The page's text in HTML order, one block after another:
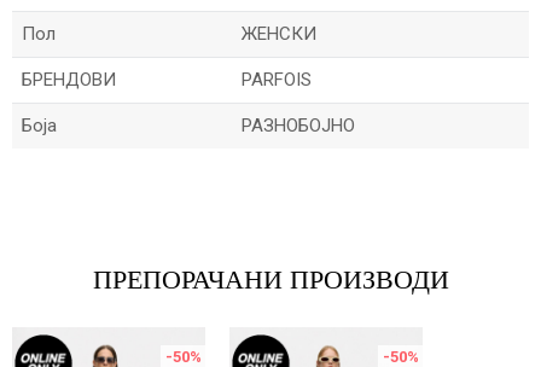
Пол ЖЕНСКИ
БРЕНДОВИ PARFOIS
Боја РАЗНОБОЈНО
ПРЕПОРАЧАНИ ПРОИЗВОДИ
-50% -50%